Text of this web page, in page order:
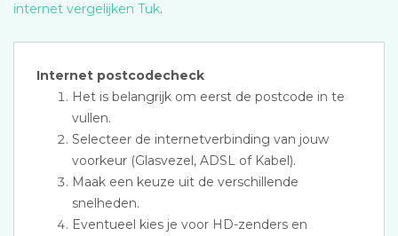
internet vergelijken Tuk.
Internet postcodecheck
Het is belangrijk om eerst de postcode in te
vullen.
Selecteer de internetverbinding van jouw
voorkeur (Glasvezel, ADSL of Kabel).
Maak een keuze uit de verschillende
snelheden.
Eventueel kies je voor HD-zenders en